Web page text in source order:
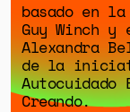
basado en
Guy Winch y
Alexandra
de la
Creando.